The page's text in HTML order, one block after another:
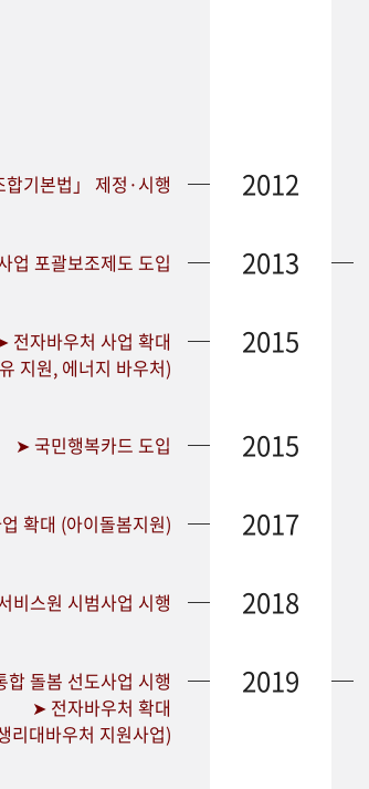
기본법」 제정·시행 2012
업 포괄보조제도 도입 2013
전자바우처 사업 확대
지원, 에너지 바우처)
2015
➤ 국민행복카드 도입 2015
확대 (아이돌봄지원) 2017
비스원 시범사업 시행 2018
돌봄 선도사업 시행
➤ 전자바우처 확대
리대바우처 지원사업)
2019